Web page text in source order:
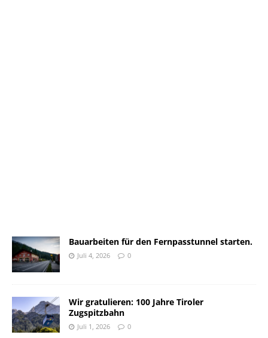
Bauarbeiten für den Fernpasstunnel starten.
Juli 4, 2026 0
Wir gratulieren: 100 Jahre Tiroler
Zugspitzbahn
Juli 1, 2026 0